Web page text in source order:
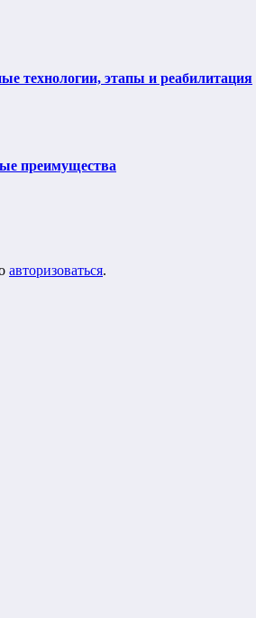
технологии, этапы и реабилитация
преимущества
авторизоваться.